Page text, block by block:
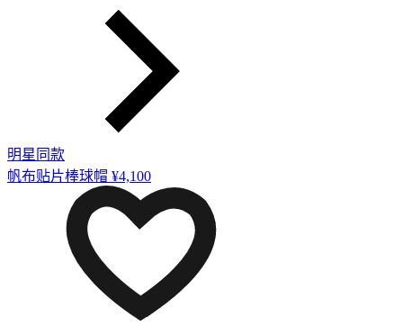
明星同款
帆布贴片棒球帽 ¥4,100